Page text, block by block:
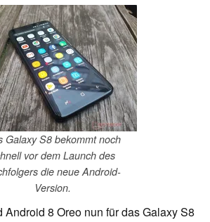
Galaxy S8 bekommt noch
vor dem Launch des
die neue Android-
Version.
Android 8 Oreo nun für das Galaxy S8